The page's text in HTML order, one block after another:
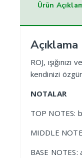
Ürün
Açıklama
ROJ,
kendinizi
NOTALAR
TOP NOTES:
MIDDLE
BASE